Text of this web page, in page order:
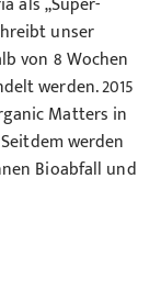
unser
von 8 Wochen
werden. 2015
Matters in
werden
Bioabfall und